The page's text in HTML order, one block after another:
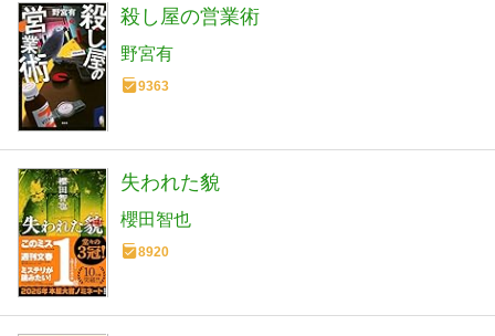
殺し屋の営業術
野宮有
9363
失われた貌
櫻田智也
8920